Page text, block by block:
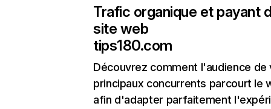
Trafic organique et payant
site web
tips180.com
Découvrez comment l'audience de
principaux concurrents parcourt le
afin d'adapter parfaitement